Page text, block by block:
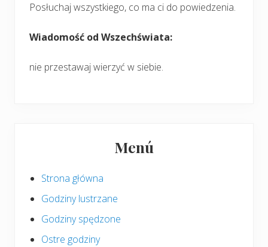
Posłuchaj wszystkiego, co ma ci do powiedzenia.
Wiadomość od Wszechświata:
nie przestawaj wierzyć w siebie.
boczny
Menú
Strona główna
Godziny lustrzane
Godziny spędzone
Ostre godziny